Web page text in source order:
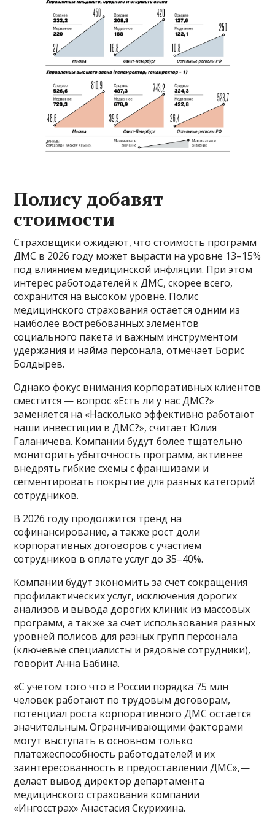
Полису добавят
стоимости
Страховщики ожидают, что стоимость программ
ДМС в 2026 году может вырасти на уровне 13–15%
под влиянием медицинской инфляции. При этом
интерес работодателей к ДМС, скорее всего,
сохранится на высоком уровне. Полис
медицинского страхования остается одним из
наиболее востребованных элементов
социального пакета и важным инструментом
удержания и найма персонала, отмечает Борис
Болдырев.
Однако фокус внимания корпоративных клиентов
сместится — вопрос «Есть ли у нас ДМС?»
заменяется на «Насколько эффективно работают
наши инвестиции в ДМС?», считает Юлия
Галаничева. Компании будут более тщательно
мониторить убыточность программ, активнее
внедрять гибкие схемы с франшизами и
сегментировать покрытие для разных категорий
сотрудников.
В 2026 году продолжится тренд на
софинансирование, а также рост доли
корпоративных договоров с участием
сотрудников в оплате услуг до 35–40%.
Компании будут экономить за счет сокращения
профилактических услуг, исключения дорогих
анализов и вывода дорогих клиник из массовых
программ, а также за счет использования разных
уровней полисов для разных групп персонала
(ключевые специалисты и рядовые сотрудники),
говорит Анна Бабина.
«С учетом того что в России порядка 75 млн
человек работают по трудовым договорам,
потенциал роста корпоративного ДМС остается
значительным. Ограничивающими факторами
могут выступать в основном только
платежеспособность работодателей и их
заинтересованность в предоставлении ДМС»,—
делает вывод директор департамента
медицинского страхования компании
«Ингосстрах» Анастасия Скурихина.